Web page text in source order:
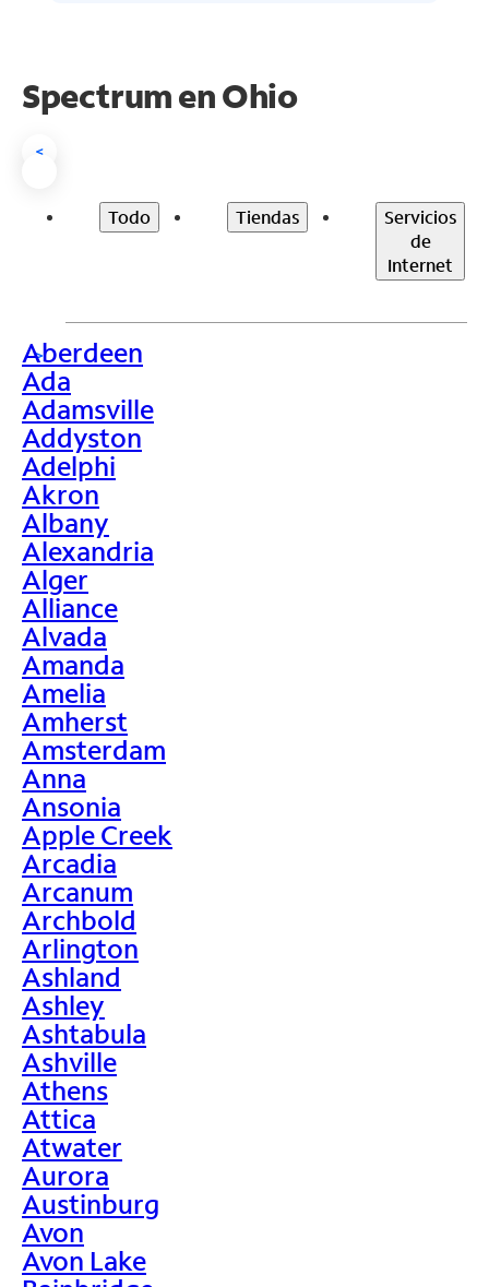
Spectrum enOhio
<
Todo Tiendas
Servicios
de
Internet
>
Aberdeen
Ada
Adamsville
Addyston
Adelphi
Akron
Albany
Alexandria
Alger
Alliance
Alvada
Amanda
Amelia
Amherst
Amsterdam
Anna
Ansonia
Apple Creek
Arcadia
Arcanum
Archbold
Arlington
Ashland
Ashley
Ashtabula
Ashville
Athens
Attica
Atwater
Aurora
Austinburg
Avon
Avon Lake